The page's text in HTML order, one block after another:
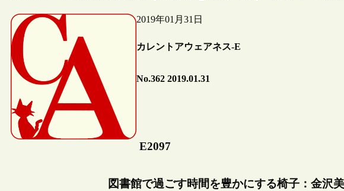
2019年01月31日
カレントアウェアネス-E
No.362 2019.01.31
E2097
図書館で過ごす時間を豊かにする椅子：金沢